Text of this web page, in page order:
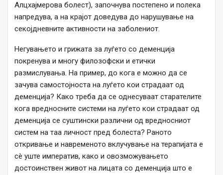
Алцхајмерова болест), започнува постепено и полека
напредува, а на крајот доведува до нарушување на
секојдневните активности на заболениот.
Негувањето и грижата за луѓето со деменција
покренува и многу филозофски и етички
размислувања. На пример, до кога е можно да се
зачува самостојноста на луѓето кои страдаат од
деменција? Како треба да се однесуваат старателите
кога вредносните системи на луѓето кои страдаат од
деменција се суштински различни од вредносниот
систем на таа личност пред болеста? Раното
откривање и навременото вклучување на терапијата е
сè уште императив, како и овозможувањето
достоинствен живот на лицата со деменција што е